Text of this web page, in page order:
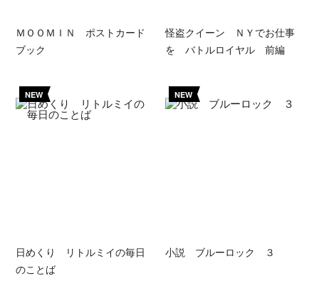
ＭＯＯＭＩＮ ポストカード
ブック
怪盗クイーン ＮＹでお仕事
を バトルロイヤル 前編
NEW
日めくり リトルミイの毎日
のことば
NEW
小説 ブルーロック ３